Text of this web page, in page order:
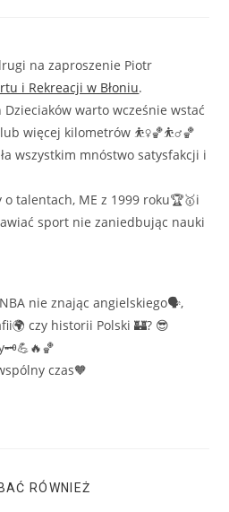
na zaproszenie Piotr
i Rekreacji w Błoniu.
warto wcześnie wstać
więcej kilometrów ⛹️‍♀️🏀⛹️‍♂️🏀
wszystkim mnóstwo satysfakcji i
talentach, ME z 1999 roku🏆🥇i
sport nie zaniedbując nauki
nie znając angielskiego🗣,
czy historii Polski 🏰? 😎
czas🧡
RÓWNIEŻ